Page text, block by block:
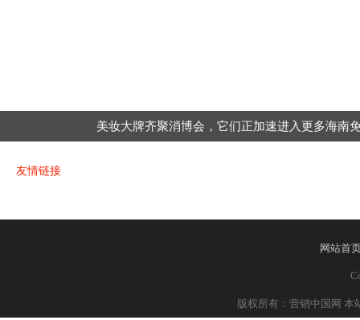
美妆大牌齐聚消博会，它们正加速进入更多海南
友情链接
网站首
版权所有：营销中国网 本